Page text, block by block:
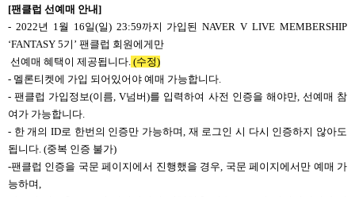
[팬클럽 선예매 안내]
- 2022년 1월 16일(일) 23:59까지 가입된 NAVER V LIVE MEMBERSHIP
‘FANTASY 5기’ 팬클럽 회원에게만
선예매 혜택이 제공됩니다. (수정)
- 멜론티켓에 가입 되어있어야 예매 가능합니다.
- 팬클럽 가입정보(이름, V넘버)를 입력하여 사전 인증을 해야만, 선예매 참
여가 가능합니다.
- 한 개의 ID로 한번의 인증만 가능하며, 재 로그인 시 다시 인증하지 않아도
됩니다. (중복 인증 불가)
-팬클럽 인증을 국문 페이지에서 진행했을 경우, 국문 페이지에서만 예매 가
능하며,